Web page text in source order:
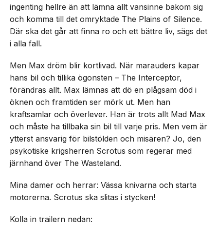
ingenting hellre än att lämna allt vansinne bakom sig
och komma till det omryktade The Plains of Silence.
Där ska det går att finna ro och ett bättre liv, sägs det
i alla fall.
Men Max dröm blir kortlivad. När marauders kapar
hans bil och tillika ögonsten – The Interceptor,
förändras allt. Max lämnas att dö en plågsam död i
öknen och framtiden ser mörk ut. Men han
kraftsamlar och överlever. Han är trots allt Mad Max
och måste ha tillbaka sin bil till varje pris. Men vem är
ytterst ansvarig för bilstölden och misären? Jo, den
psykotiske krigsherren Scrotus som regerar med
järnhand över The Wasteland.
Mina damer och herrar: Vässa knivarna och starta
motorerna. Scrotus ska slitas i stycken!
Kolla in trailern nedan: